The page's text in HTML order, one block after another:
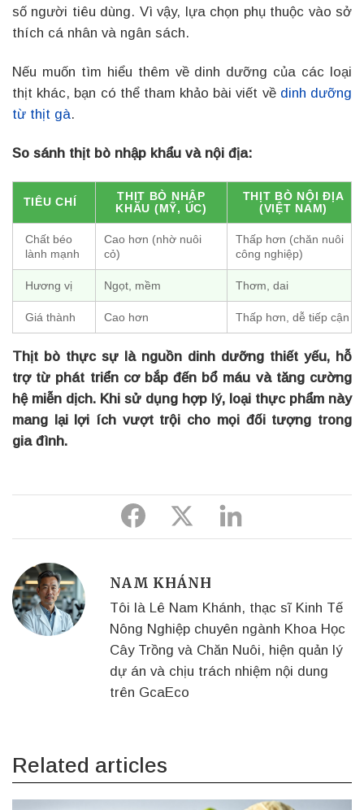
số người tiêu dùng. Vì vậy, lựa chọn phụ thuộc vào sở
thích cá nhân và ngân sách.
Nếu muốn tìm hiểu thêm về dinh dưỡng của các loại
thịt khác, bạn có thể tham khảo bài viết về dinh dưỡng
từ thịt gà.
So sánh thịt bò nhập khẩu và nội địa:
TIÊU CHÍ
THỊT BÒ NHẬP
KHẨU (MỸ, ÚC)
THỊT BÒ NỘI ĐỊA
(VIỆT NAM)
Chất béo
lành mạnh
Cao hơn (nhờ nuôi
cỏ)
Thấp hơn (chăn nuôi
công nghiệp)
Hương vị Ngọt, mềm Thơm, dai
Giá thành Cao hơn Thấp hơn, dễ tiếp cận
Thịt bò thực sự là nguồn dinh dưỡng thiết yếu, hỗ
trợ từ phát triển cơ bắp đến bổ máu và tăng cường
hệ miễn dịch. Khi sử dụng hợp lý, loại thực phẩm này
mang lại lợi ích vượt trội cho mọi đối tượng trong
gia đình.
Share
Share
Share
NAM KHÁNH
Tôi là Lê Nam Khánh, thạc sĩ Kinh Tế
Nông Nghiệp chuyên ngành Khoa Học
Cây Trồng và Chăn Nuôi, hiện quản lý
dự án và chịu trách nhiệm nội dung
trên GcaEco
Related articles